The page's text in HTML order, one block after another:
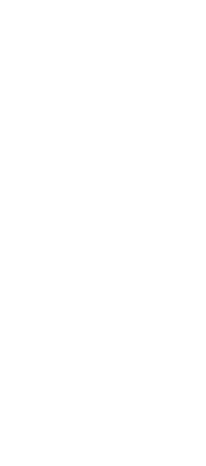
Астана қ., С.
Өнімнің авторлық құқығы eRegulations тиесілі